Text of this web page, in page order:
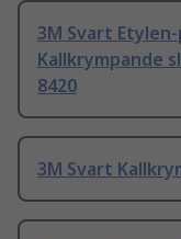
3M Svart
Kallkrympande
8420
3M Svart